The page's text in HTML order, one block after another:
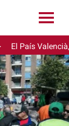
· El País